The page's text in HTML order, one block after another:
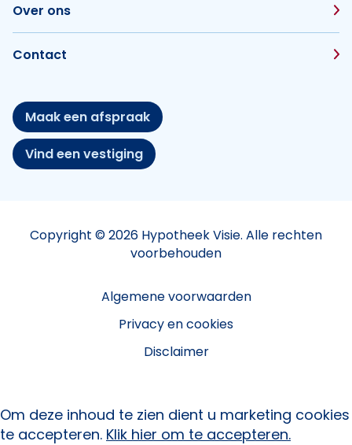
Over ons
Contact
Maak een afspraak
Vind een vestiging
Copyright © 2026 Hypotheek Visie. Alle rechten
voorbehouden
Algemene voorwaarden
Privacy en cookies
Disclaimer
Om deze inhoud te zien dient u marketing cookies
te accepteren. Klik hier om te accepteren.